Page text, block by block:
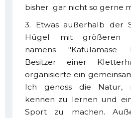
bisher gar nicht so gerne
3. Etwas außerhalb der
Hügel mit größeren
namens "Kafulamase
Besitzer einer
organisierte ein
Ich genoss die Natur,
kennen zu lernen und
Sport zu machen.